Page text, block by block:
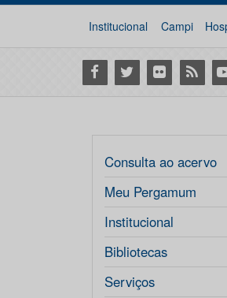
Institucional Campi
Facebook
Twitter Flickr RSS
Consulta ao acervo
Meu Pergamum
Institucional
Bibliotecas
Serviços